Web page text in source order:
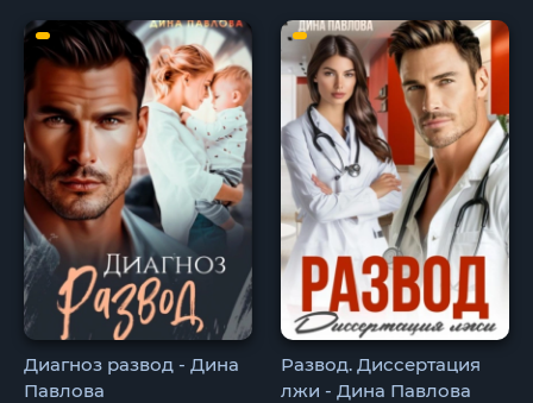
Диагноз развод - Дина
Павлова
Развод. Диссертация
лжи - Дина Павлова